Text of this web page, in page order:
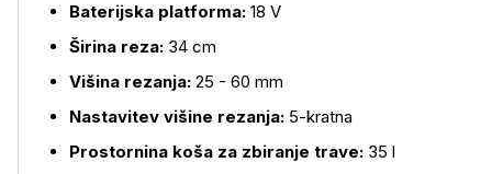
Več o izdelku
Baterijska platforma: 18 V
Širina reza: 34 cm
Višina rezanja: 25 - 60 mm
Nastavitev višine rezanja: 5-kratna
Prostornina koša za zbiranje trave: 35 l